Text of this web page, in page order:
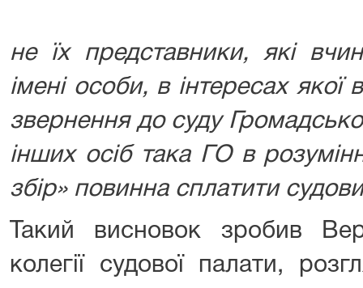
не їх представники, які
імені особи, в інтересах
звернення до суду
інших осіб така ГО в
збір» повинна сплатити
Такий висновок зробив
колегії судової палати,